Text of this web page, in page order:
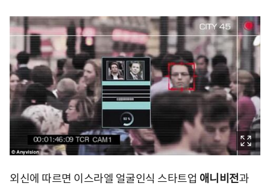
외신에 따르면 이스라엘 얼굴인식 스타트업 애니비전과